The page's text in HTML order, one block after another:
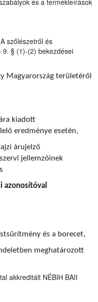
és a termékleírások
szőlészetről és
§ (1)-(2) bekezdései
Magyarország területéről
kiadott
eredménye esetén,
árujelző
jellemzőinek
azonosítóval
és a borecet,
meghatározott
akkreditált NÉBIH BAII